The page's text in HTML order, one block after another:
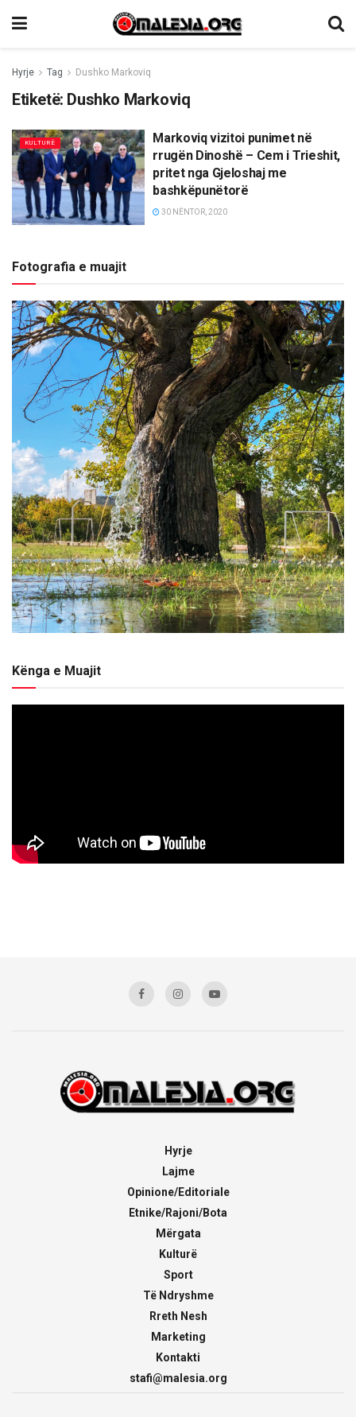
Hyrje Tag Dushko Markoviq
Etiketë: Dushko Markoviq
KULTURË
Markoviq vizitoi punimet në
rrugën Dinoshë – Cem i Trieshit,
pritet nga Gjeloshaj me
bashkëpunëtorë
30 NËNTOR, 2020
Fotografia e muajit
Kënga e Muajit
Hyrje
Lajme
Opinione/Editoriale
Etnike/Rajoni/Bota
Mërgata
Kulturë
Sport
Të Ndryshme
Rreth Nesh
Marketing
Kontakti
stafi@malesia.org